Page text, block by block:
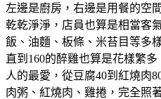
左邊是廚房，右邊是用餐的空
乾乾淨淨，店員也算是相當客
飯、油麵、板條、米苔目等多
直到160的醉雞也算是花樣繁
人的最愛，從豆腐40到紅燒肉
肉粥、紅燒肉、雞捲，完全照